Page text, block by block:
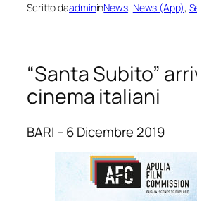
Scritto daadmininNews, News (App),
“Santa Subito”
cinema italiani
BARI – 6 Dicembre 2019